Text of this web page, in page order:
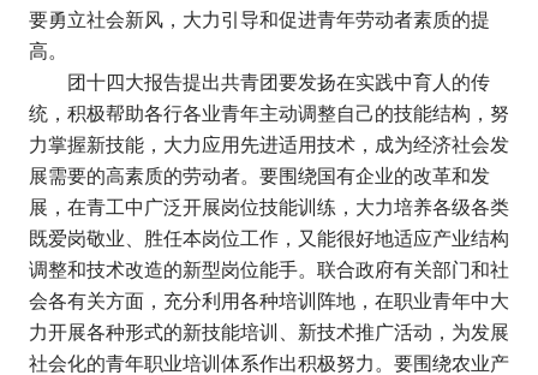
要勇立社会新风，大力引导和促进青年劳动者素质的提
高。
团十四大报告提出共青团要发扬在实践中育人的传
统，积极帮助各行各业青年主动调整自己的技能结构，努
力掌握新技能，大力应用先进适用技术，成为经济社会发
展需要的高素质的劳动者。要围绕国有企业的改革和发
展，在青工中广泛开展岗位技能训练，大力培养各级各类
既爱岗敬业、胜任本岗位工作，又能很好地适应产业结构
调整和技术改造的新型岗位能手。联合政府有关部门和社
会各有关方面，充分利用各种培训阵地，在职业青年中大
力开展各种形式的新技能培训、新技术推广活动，为发展
社会化的青年职业培训体系作出积极努力。要围绕农业产